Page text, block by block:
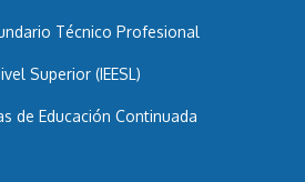
Técnico Profesional
Superior (IEESL)
de Educación Continuada